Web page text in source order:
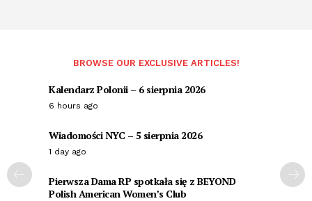
BROWSE OUR EXCLUSIVE ARTICLES!
Kalendarz Polonii – 6 sierpnia 2026
6 hours ago
Wiadomości NYC – 5 sierpnia 2026
1 day ago
Pierwsza Dama RP spotkała się z BEYOND
Polish American Women’s Club